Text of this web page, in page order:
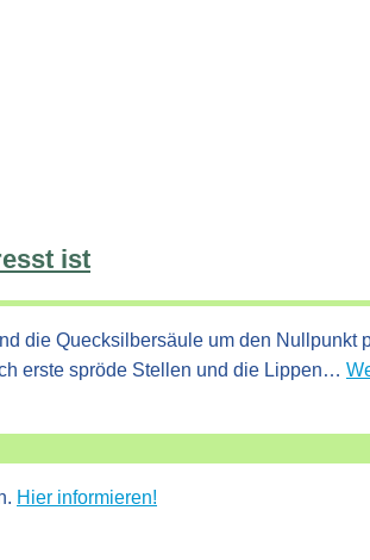
ist
die Quecksilbersäule um den Nullpunkt
erste spröde Stellen und die Lippen…
Hier informieren!